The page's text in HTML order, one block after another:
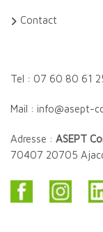
Contact
Tel : 07 60 80 61
Mail : info@asept-
Adresse : ASEPT
70407 20705